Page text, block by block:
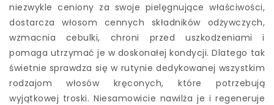
niezwykle ceniony za swoje pielęgnujące właściwości,
dostarcza włosom cennych składników odżywczych,
wzmacnia cebulki, chroni przed uszkodzeniami i
pomaga utrzymać je w doskonałej kondycji. Dlatego tak
świetnie sprawdza się w rutynie dedykowanej wszystkim
rodzajom włosów kręconych, które potrzebują
wyjątkowej troski. Niesamowicie nawilża je i regeneruje